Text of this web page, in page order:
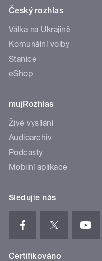
Český rozhlas
Válka na Ukrajině
Komunální volby
Stanice
eShop
mujRozhlas
Živé vysílání
Audioarchiv
Podcasty
Mobilní aplikace
Sledujte nás
Certifikováno